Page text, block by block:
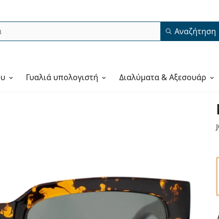
Αναζήτηση
Γυαλιά υπολογιστή Διαλύματα & Αξεσουάρ